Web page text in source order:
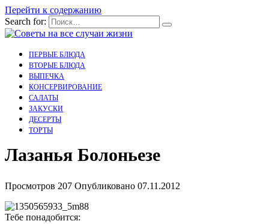
Перейти к содержанию
Search for:
ПЕРВЫЕ БЛЮДА
ВТОРЫЕ БЛЮДА
ВЫПЕЧКА
КОНСЕРВИРОВАНИЕ
САЛАТЫ
ЗАКУСКИ
ДЕСЕРТЫ
ТОРТЫ
Лазанья Болоньезе
Просмотров 207 Опубликовано 07.11.2012
Тебе понадобится: